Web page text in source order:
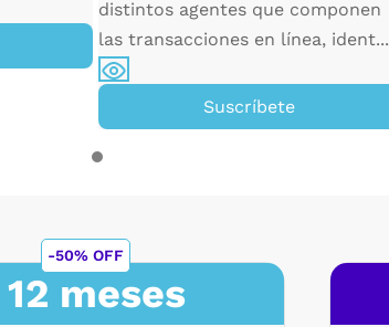
distintos agentes que componen
las transacciones en línea, ident...
Suscríbete
-50% OFF
12 meses